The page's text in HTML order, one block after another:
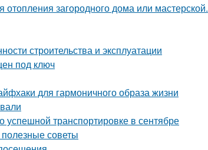
загородного дома или мастерской.
строительства и эксплуатации
под ключ
для гармоничного образа жизни
успешной транспортировке в сентябре
полезные советы